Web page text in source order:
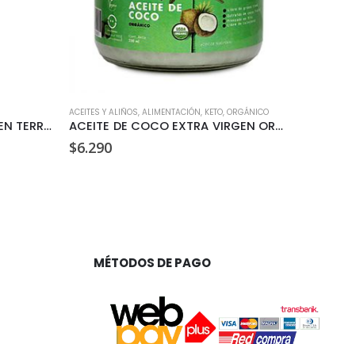
ACEITE DE OLIVA EXTRA VIRGEN TERRASANTA 250ML
ACEITES Y ALIÑOS, ALIMENTACIÓN, KETO, ORGÁNICO
ACEITE DE COCO EXTRA VIRGEN ORGANICO BROTA 250ML
$6.290
MÉTODOS DE PAGO